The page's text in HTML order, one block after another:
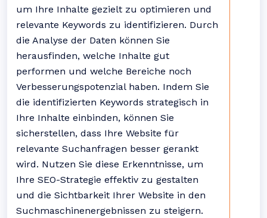
um Ihre Inhalte gezielt zu optimieren und
relevante Keywords zu identifizieren. Durch
die Analyse der Daten können Sie
herausfinden, welche Inhalte gut
performen und welche Bereiche noch
Verbesserungspotenzial haben. Indem Sie
die identifizierten Keywords strategisch in
Ihre Inhalte einbinden, können Sie
sicherstellen, dass Ihre Website für
relevante Suchanfragen besser gerankt
wird. Nutzen Sie diese Erkenntnisse, um
Ihre SEO-Strategie effektiv zu gestalten
und die Sichtbarkeit Ihrer Website in den
Suchmaschinenergebnissen zu steigern.